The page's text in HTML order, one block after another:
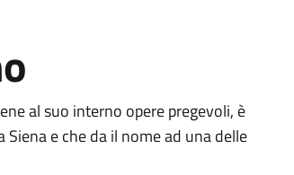
al suo interno opere pregevoli, è
e che da il nome ad una delle